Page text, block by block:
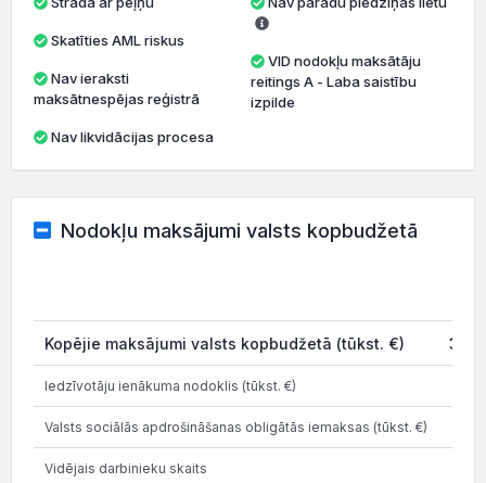
Skatīties AML riskus
maksātnespējas reģistrā
Nav likvidācijas procesa
VID nodokļu maksātāju
reitings A - Laba saistību
izpilde
Nodokļu maksājumi valsts kopbudžetā
Kopējie maksājumi valsts kopbudžetā (tūkst. €)
Iedzīvotāju ienākuma nodoklis (tūkst. €)
Valsts sociālās apdrošināšanas obligātās iemaksas (tūkst. €)
Vidējais darbinieku skaits